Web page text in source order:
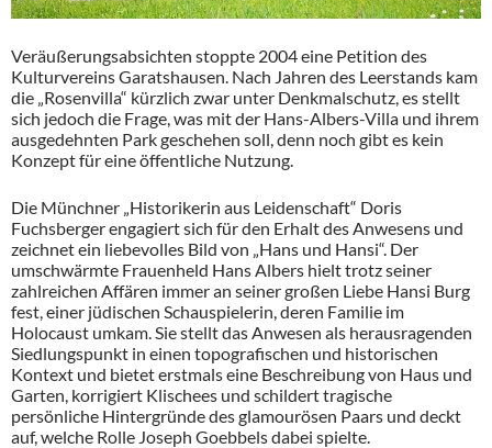
Veräußerungsabsichten stoppte 2004 eine Petition des
Kulturvereins Garatshausen. Nach Jahren des Leerstands kam
die „Rosenvilla“ kürzlich zwar unter Denkmalschutz, es stellt
sich jedoch die Frage, was mit der Hans-Albers-Villa und ihrem
ausgedehnten Park geschehen soll, denn noch gibt es kein
Konzept für eine öffentliche Nutzung.
Die Münchner „Historikerin aus Leidenschaft“ Doris
Fuchsberger engagiert sich für den Erhalt des Anwesens und
zeichnet ein liebevolles Bild von „Hans und Hansi“. Der
umschwärmte Frauenheld Hans Albers hielt trotz seiner
zahlreichen Affären immer an seiner großen Liebe Hansi Burg
fest, einer jüdischen Schauspielerin, deren Familie im
Holocaust umkam. Sie stellt das Anwesen als herausragenden
Siedlungspunkt in einen topografischen und historischen
Kontext und bietet erstmals eine Beschreibung von Haus und
Garten, korrigiert Klischees und schildert tragische
persönliche Hintergründe des glamourösen Paars und deckt
auf, welche Rolle Joseph Goebbels dabei spielte.